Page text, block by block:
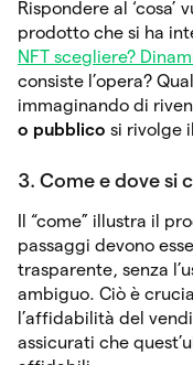
Rispondere al ‘cosa’
prodotto che si ha
NFT scegliere?
consiste l’opera?
immaginando di
o pubblico si rivolge
3. Come e dove si
Il “come” illustra il
passaggi devono
trasparente, senza
ambiguo. Ciò è
l’affidabilità del
assicurati che